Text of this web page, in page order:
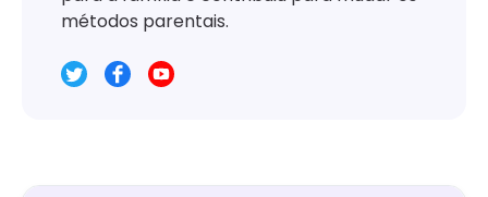
métodos parentais.